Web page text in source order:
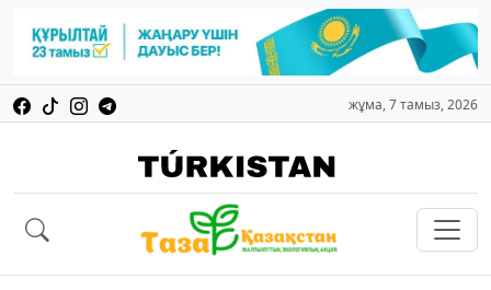
жұма, 7 тамыз, 2026